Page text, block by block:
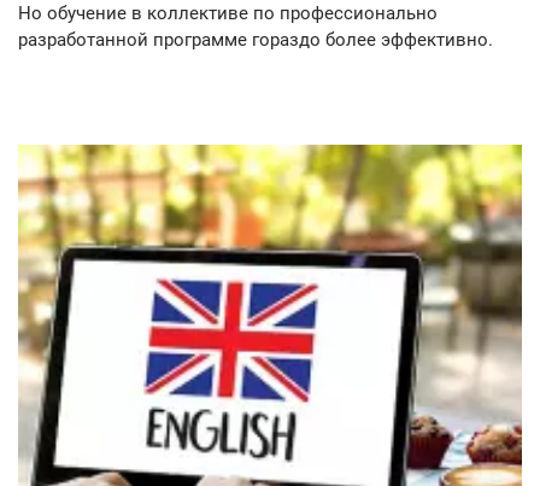
Но обучение в коллективе по профессионально
разработанной программе гораздо более эффективно.